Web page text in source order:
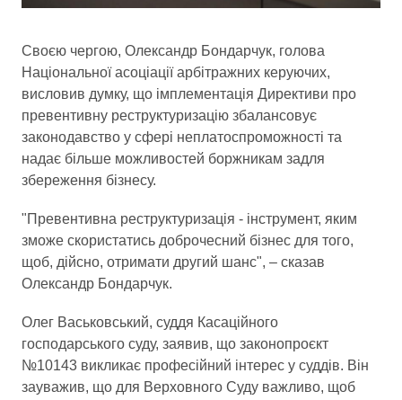
Своєю чергою, Олександр Бондарчук, голова
Національної асоціації арбітражних керуючих,
висловив думку, що імплементація Директиви про
превентивну реструктуризацію збалансовує
законодавство у сфері неплатоспроможності та
надає більше можливостей боржникам задля
збереження бізнесу.
"Превентивна реструктуризація - інструмент, яким
зможе скористатись доброчесний бізнес для того,
щоб, дійсно, отримати другий шанс", – сказав
Олександр Бондарчук.
Олег Васьковський, суддя Касаційного
господарського суду, заявив, що законопроєкт
№10143 викликає професійний інтерес у суддів. Він
зауважив, що для Верховного Суду важливо, щоб